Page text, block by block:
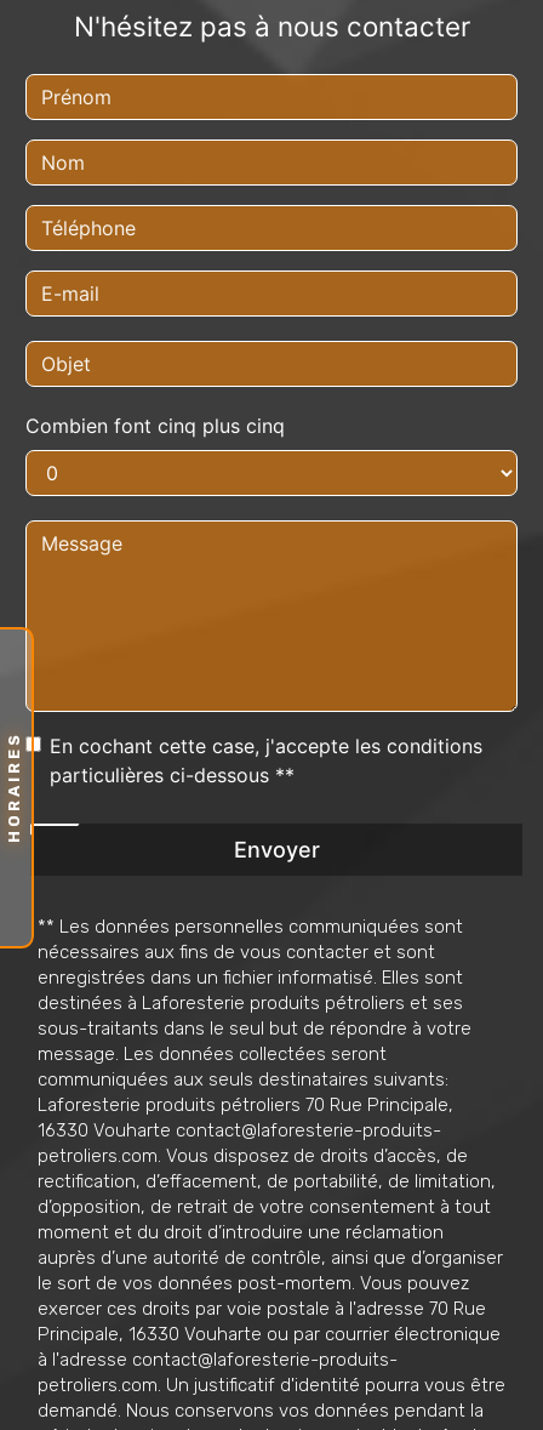
HORAIRES
N'hésitez pas à nous contacter
Combien font cinq plus cinq
En cochant cette case, j'accepte les conditions
particulières ci-dessous **
Envoyer
** Les données personnelles communiquées sont
nécessaires aux fins de vous contacter et sont
enregistrées dans un fichier informatisé. Elles sont
destinées à Laforesterie produits pétroliers et ses
sous-traitants dans le seul but de répondre à votre
message. Les données collectées seront
communiquées aux seuls destinataires suivants:
Laforesterie produits pétroliers 70 Rue Principale,
16330 Vouharte contact@laforesterie-produits-
petroliers.com. Vous disposez de droits d’accès, de
rectification, d’effacement, de portabilité, de limitation,
d’opposition, de retrait de votre consentement à tout
moment et du droit d’introduire une réclamation
auprès d’une autorité de contrôle, ainsi que d’organiser
le sort de vos données post-mortem. Vous pouvez
exercer ces droits par voie postale à l'adresse 70 Rue
Principale, 16330 Vouharte ou par courrier électronique
à l'adresse contact@laforesterie-produits-
petroliers.com. Un justificatif d'identité pourra vous être
demandé. Nous conservons vos données pendant la